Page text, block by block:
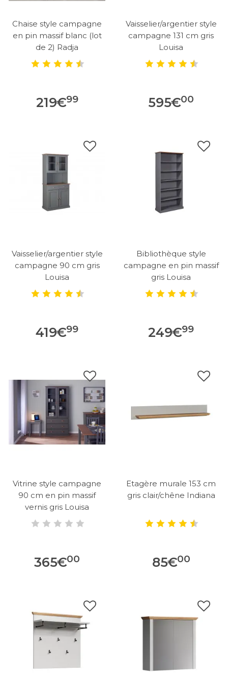
Chaise style campagne
en pin massif blanc (lot
de 2) Radja
219€99
Vaisselier/argentier style
campagne 131 cm gris
Louisa
595€00
Vaisselier/argentier style
campagne 90 cm gris
Louisa
419€99
Bibliothèque style
campagne en pin massif
gris Louisa
249€99
Vitrine style campagne
90 cm en pin massif
vernis gris Louisa
365€00
Etagère murale 153 cm
gris clair/chêne Indiana
85€00